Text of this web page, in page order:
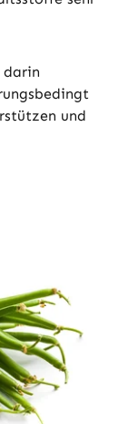
darin
und